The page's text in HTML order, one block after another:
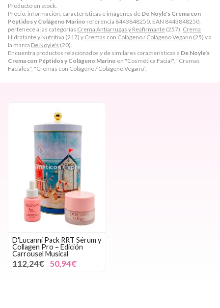
Producto en stock.
Precio, información, características e imágenes de De Noyle's Crema con
Péptidos y Colágeno Marino referencia 8443848250, EAN 8443848250,
pertenece a las categorías Crema Antiarrugas y Reafirmante (257), Crema
Hidratante y Nutritiva (217) y Cremas con Colágeno / Colágeno Vegano (25) y a
la marca De Noyle's (20).
Encuentra productos relacionados y de similares características a De Noyle's
Crema con Péptidos y Colágeno Marino en "Cosmética Facial", "Cremas
Faciales", "Cremas con Colágeno / Colágeno Vegano".
D'Lucanni Pack RRT Sérum y
Collagen Pro – Edición
Carrousel Musical
112,24€ 50,94€